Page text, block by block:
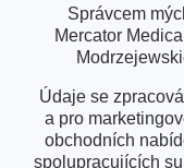
Správcem
Mercator
Údaje se
a pro
obchodních
spolupracujících